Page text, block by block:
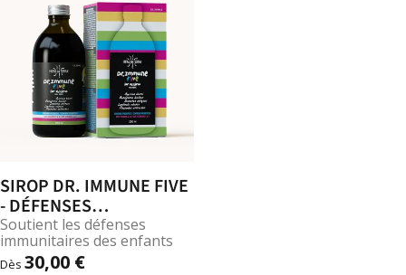
SIROP DR. IMMUNE FIVE
- DÉFENSES
IMMUNITAIRES
Soutient les défenses
immunitaires des enfants
Dès 30,00 €